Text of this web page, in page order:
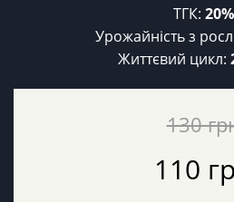
ТГК: 20%
Урожайність з
Життєвий цикл:
130
110